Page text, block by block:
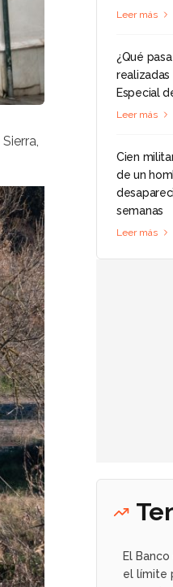
Leer más
¿Qué
Especial
Leer más
Cien
de un
semanas
Leer más
El
el límite